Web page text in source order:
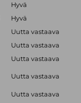
Hyvä
Hyvä
Uutta vastaava
Uutta vastaava
Uutta vastaava
Uutta vastaava
Uutta vastaava